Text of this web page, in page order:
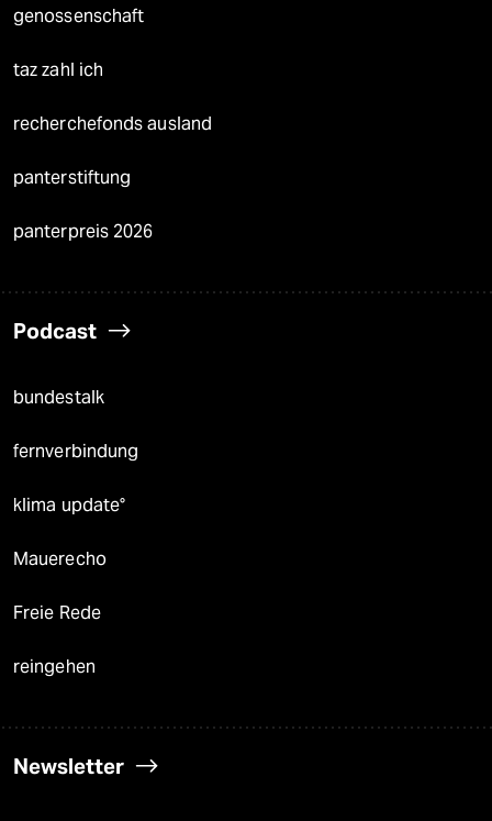
genossenschaft
taz zahl ich
recherchefonds ausland
panterstiftung
panterpreis 2026
Podcast
bundestalk
fernverbindung
klima update°
Mauerecho
Freie Rede
reingehen
Newsletter